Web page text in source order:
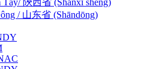
Tây/ 陝西省 (Shǎnxī sheng)
/ 山东省 (Shāndōng)